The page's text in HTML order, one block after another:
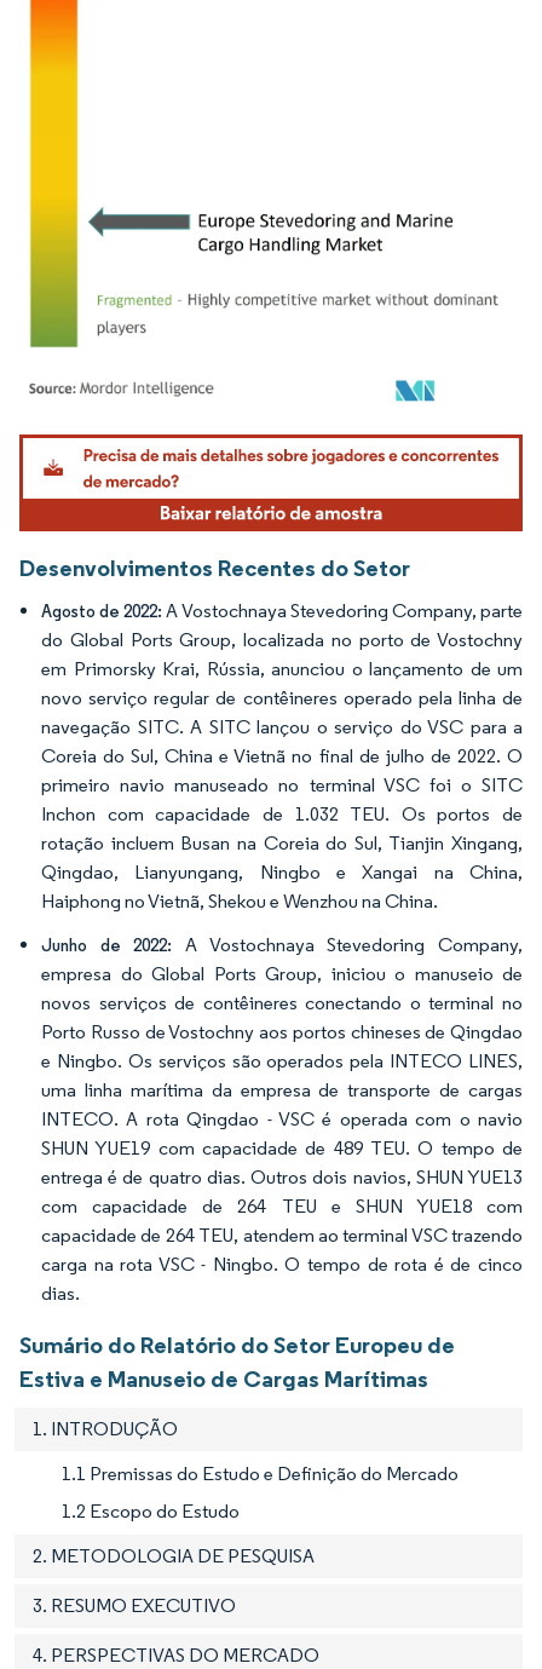
Imagem © Mordor Intelligence. O reuso requer atribuição conforme CC BY 4.0.
Desenvolvimentos Recentes do Setor
Agosto de 2022: A Vostochnaya Stevedoring Company, parte
do Global Ports Group, localizada no porto de Vostochny
em Primorsky Krai, Rússia, anunciou o lançamento de um
novo serviço regular de contêineres operado pela linha de
navegação SITC. A SITC lançou o serviço do VSC para a
Coreia do Sul, China e Vietnã no final de julho de 2022. O
primeiro navio manuseado no terminal VSC foi o SITC
Inchon com capacidade de 1.032 TEU. Os portos de
rotação incluem Busan na Coreia do Sul, Tianjin Xingang,
Qingdao, Lianyungang, Ningbo e Xangai na China,
Haiphong no Vietnã, Shekou e Wenzhou na China.
Junho de 2022:
A Vostochnaya Stevedoring Company,
empresa do Global Ports Group, iniciou o manuseio de
novos serviços de contêineres conectando o terminal no
Porto Russo de Vostochny aos portos chineses de Qingdao
e Ningbo. Os serviços são operados pela INTECO LINES,
uma linha marítima da empresa de transporte de cargas
INTECO. A rota Qingdao - VSC é operada com o navio
SHUN YUE19 com capacidade de 489 TEU. O tempo de
entrega é de quatro dias. Outros dois navios, SHUN YUE13
com capacidade de 264 TEU e SHUN YUE18 com
capacidade de 264 TEU, atendem ao terminal VSC trazendo
carga na rota VSC - Ningbo. O tempo de rota é de cinco
dias.
Sumário do Relatório do Setor Europeu de
Estiva e Manuseio de Cargas Marítimas
1. INTRODUÇÃO
1.1 Premissas do Estudo e Definição do Mercado
1.2 Escopo do Estudo
2. METODOLOGIA DE PESQUISA
3. RESUMO EXECUTIVO
4. PERSPECTIVAS DO MERCADO